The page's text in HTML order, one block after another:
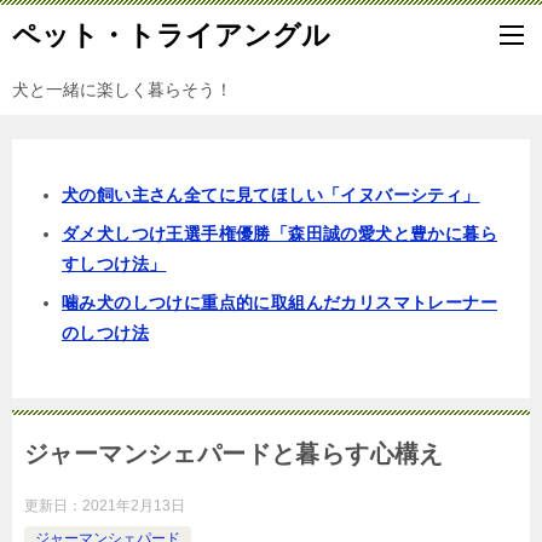
ペット・トライアングル
犬と一緒に楽しく暮らそう！
犬の飼い主さん全てに見てほしい「イヌバーシティ」
ダメ犬しつけ王選手権優勝「森田誠の愛犬と豊かに暮ら
すしつけ法」
噛み犬のしつけに重点的に取組んだカリスマトレーナー
のしつけ法
ジャーマンシェパードと暮らす心構え
更新日： 2021年2月13日
ジャーマンシェパード